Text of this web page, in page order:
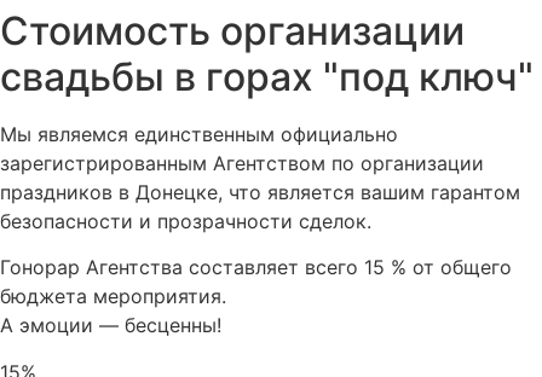
Стоимость организации
свадьбы в горах "под ключ"
Мы являемся единственным официально
зарегистрированным Агентством по организации
праздников в Донецке, что является вашим гарантом
безопасности и прозрачности сделок.
Гонорар Агентства составляет всего 15 % от общего
бюджета мероприятия.
А эмоции — бесценны!
15%